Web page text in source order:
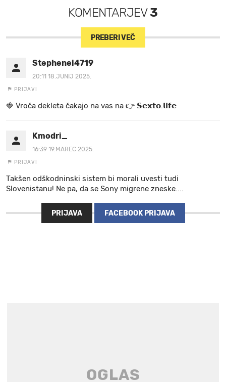
KOMENTARJEV3
PREBERI VEČ
Stephenei4719
20:11 18.JUNIJ 2025.
PRIJAVI
🍓 V r o č a d e k l e t a ča k a jo na va s n a 👉 𝗦𝗲𝘅𝘁𝗼.𝗹𝗶𝗳𝗲
Kmodri_
16:39 19.MAREC 2025.
PRIJAVI
Takšen odškodninski sistem bi morali uvesti tudi
Slovenistanu! Ne pa, da se Sony migrene zneske....
PRIJAVA FACEBOOK PRIJAVA